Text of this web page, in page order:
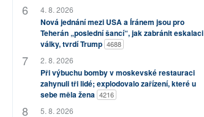
4. 8. 2026
Nová jednání mezi USA a Íránem jsou pro
Teherán „poslední šancí“, jak zabránit eskalaci
války, tvrdí Trump 4688
2. 8. 2026
Při výbuchu bomby v moskevské restauraci
zahynuli tři lidé; explodovalo zařízení, které u
sebe měla žena 4216
5. 8. 2026